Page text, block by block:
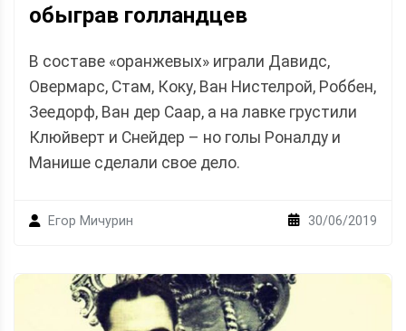
обыграв голландцев
В составе «оранжевых» играли Давидс,
Овермарс, Стам, Коку, Ван Нистелрой, Роббен,
Зеедорф, Ван дер Саар, а на лавке грустили
Клюйверт и Снейдер – но голы Роналду и
Манише сделали свое дело.
Егор Мичурин 30/06/2019